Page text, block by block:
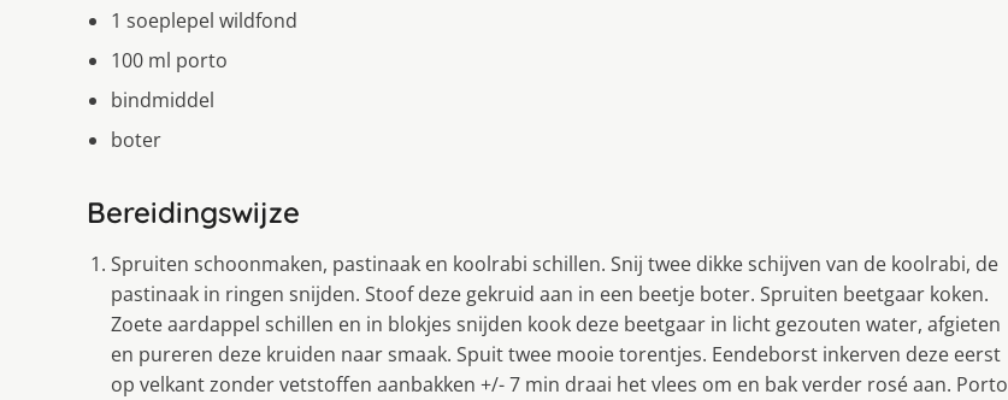
1 soeplepel wildfond
100 ml porto
bindmiddel
boter
Bereidingswijze
Spruiten schoonmaken, pastinaak en koolrabi schillen. Snij twee dikke schijven van de koolrabi, de
pastinaak in ringen snijden. Stoof deze gekruid aan in een beetje boter. Spruiten beetgaar koken.
Zoete aardappel schillen en in blokjes snijden kook deze beetgaar in licht gezouten water, afgieten
en pureren deze kruiden naar smaak. Spuit twee mooie torentjes. Eendeborst inkerven deze eerst
op velkant zonder vetstoffen aanbakken +/- 7 min draai het vlees om en bak verder rosé aan. Porto